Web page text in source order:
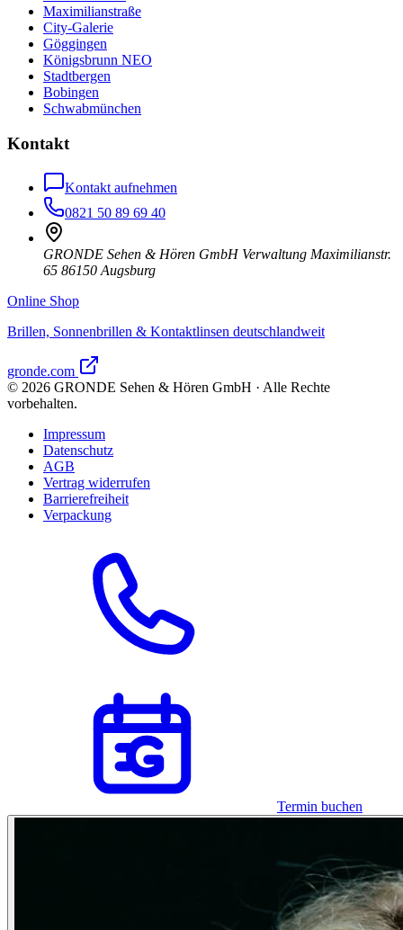
Maximilianstraße
City-Galerie
Göggingen
Königsbrunn NEO
Stadtbergen
Bobingen
Schwabmünchen
Kontakt
Kontakt aufnehmen
0821 50 89 69 40
GRONDE Sehen & Hören GmbH Verwaltung Maximilianstr.
65 86150 Augsburg
Online Shop
Brillen, Sonnenbrillen & Kontaktlinsen deutschlandweit
gronde.com
© 2026 GRONDE Sehen & Hören GmbH · Alle Rechte
vorbehalten.
Impressum
Datenschutz
AGB
Vertrag widerrufen
Barrierefreiheit
Verpackung
Termin buchen